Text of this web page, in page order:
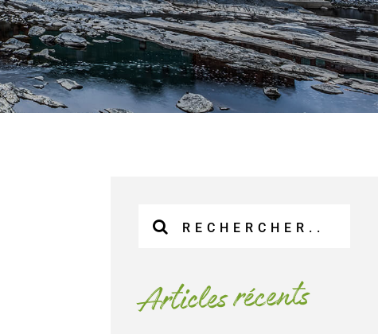
sur
:Articles récents